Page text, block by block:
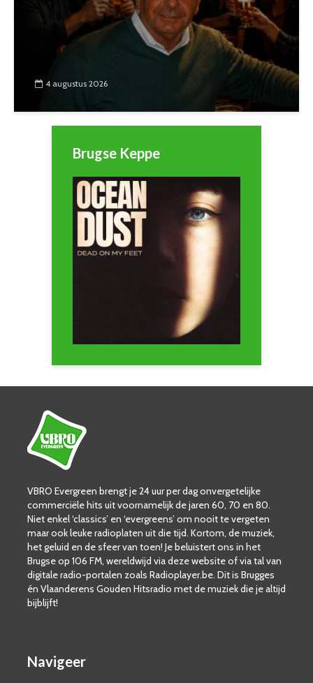
4 augustus 2026
Brugse Keppe
VBRO Evergreen brengt je 24 uur per dag onvergetelijke
commerciële hits uit voornamelijk de jaren 60, 70 en 80.
Niet enkel ‘classics’ en ‘evergreens’ om nooit te vergeten
maar ook leuke radioplaten uit die tijd. Kortom, de muziek,
het geluid en de sfeer van toen! Je beluistert ons in het
Brugse op 106 FM, wereldwijd via deze website of via tal van
digitale radio-portalen zoals Radioplayer.be. Dit is Brugges
én Vlaanderens Gouden Hitsradio met de muziek die je altijd
bijblijft!
Navigeer